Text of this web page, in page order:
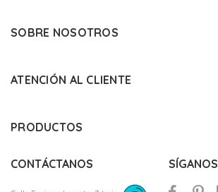
SOBRE NOSOTROS
ATENCIÓN AL CLIENTE
PRODUCTOS
CONTÁCTANOS SÍGANOS